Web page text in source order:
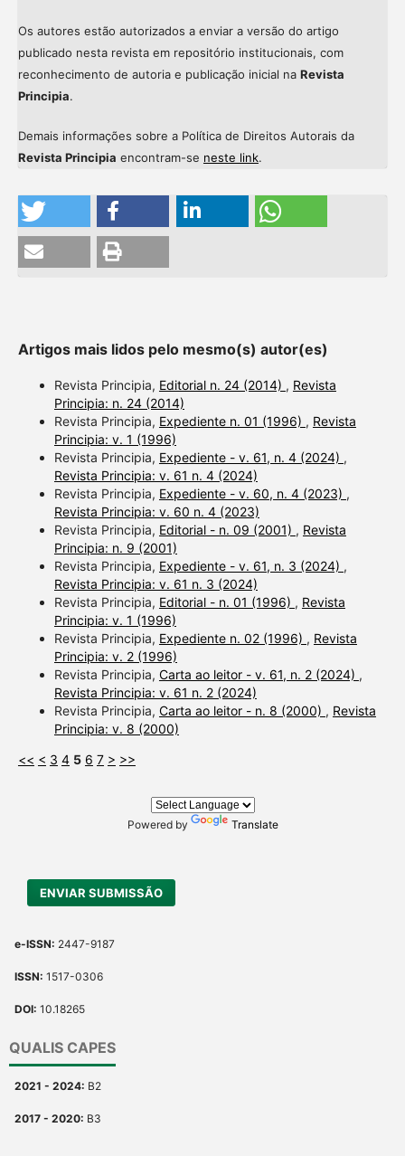
Os autores estão autorizados a enviar a versão do artigo
publicado nesta revista em repositório institucionais, com
reconhecimento de autoria e publicação inicial na Revista
Principia.
Demais informações sobre a Política de Direitos Autorais da
Revista Principia encontram-se neste link.
Artigos mais lidos pelo mesmo(s) autor(es)
Revista Principia, Editorial n. 24 (2014) , Revista
Principia: n. 24 (2014)
Revista Principia, Expediente n. 01 (1996) , Revista
Principia: v. 1 (1996)
Revista Principia, Expediente - v. 61, n. 4 (2024) ,
Revista Principia: v. 61 n. 4 (2024)
Revista Principia, Expediente - v. 60, n. 4 (2023) ,
Revista Principia: v. 60 n. 4 (2023)
Revista Principia, Editorial - n. 09 (2001) , Revista
Principia: n. 9 (2001)
Revista Principia, Expediente - v. 61, n. 3 (2024) ,
Revista Principia: v. 61 n. 3 (2024)
Revista Principia, Editorial - n. 01 (1996) , Revista
Principia: v. 1 (1996)
Revista Principia, Expediente n. 02 (1996) , Revista
Principia: v. 2 (1996)
Revista Principia, Carta ao leitor - v. 61, n. 2 (2024) ,
Revista Principia: v. 61 n. 2 (2024)
Revista Principia, Carta ao leitor - n. 8 (2000) , Revista
Principia: v. 8 (2000)
<< < 3 4 5 6 7 > >>
Powered by Translate
ENVIAR SUBMISSÃO
e-ISSN: 2447-9187
ISSN: 1517-0306
DOI: 10.18265
QUALIS CAPES
2021 - 2024: B2
2017 - 2020: B3